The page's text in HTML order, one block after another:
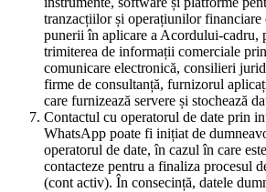
tranzacțiilor și operațiunilor financiare
punerii în aplicare a Acordului-cadru,
trimiterea de informații comerciale
comunicare electronică, consilieri
firme de consultanță, furnizorul
care furnizează servere și stochează
Contactul cu operatorul de date prin
WhatsApp poate fi inițiat de
operatorul de date, în cazul în care
contacteze pentru a finaliza procesul
(cont activ). În consecință, datele